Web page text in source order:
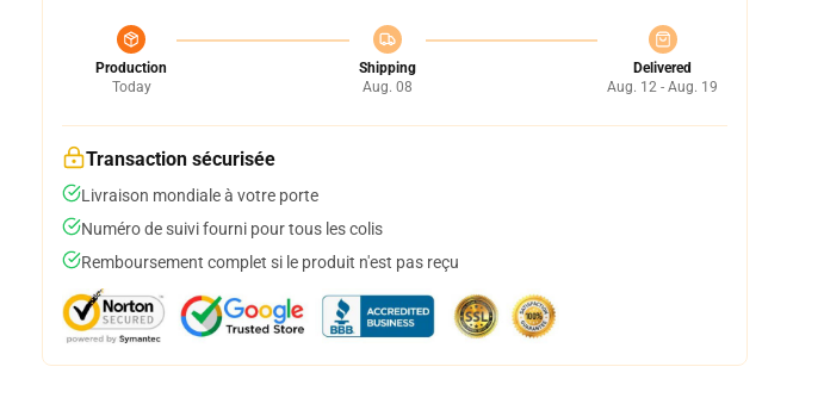
Production
Today
Shipping
Aug. 08
Delivered
Aug. 12 - Aug. 19
Transaction sécurisée
Livraison mondiale à votre porte
Numéro de suivi fourni pour tous les colis
Remboursement complet si le produit n'est pas reçu